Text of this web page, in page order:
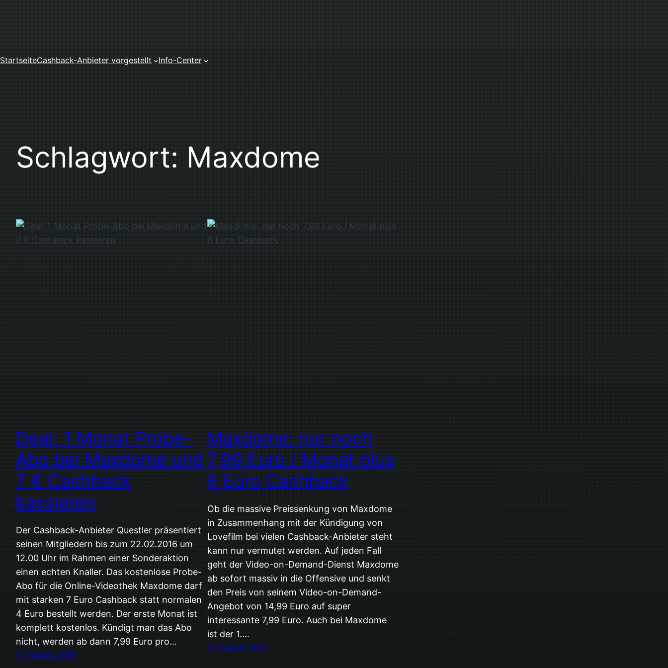
StartseiteCashback-Anbieter vorgestellt Info-Center
Schlagwort: Maxdome
Deal: 1 Monat Probe-
Abo bei Maxdome und
7 € Cashback
kassieren
Der Cashback-Anbieter Questler präsentiert
seinen Mitgliedern bis zum 22.02.2016 um
12.00 Uhr im Rahmen einer Sonderaktion
einen echten Knaller. Das kostenlose Probe-
Abo für die Online-Videothek Maxdome darf
mit starken 7 Euro Cashback statt normalen
4 Euro bestellt werden. Der erste Monat ist
komplett kostenlos. Kündigt man das Abo
nicht, werden ab dann 7,99 Euro pro…
17. Februar 2016
Maxdome: nur noch
7,99 Euro / Monat plus
6 Euro Cashback
Ob die massive Preissenkung von Maxdome
in Zusammenhang mit der Kündigung von
Lovefilm bei vielen Cashback-Anbieter steht
kann nur vermutet werden. Auf jeden Fall
geht der Video-on-Demand-Dienst Maxdome
ab sofort massiv in die Offensive und senkt
den Preis von seinem Video-on-Demand-
Angebot von 14,99 Euro auf super
interessante 7,99 Euro. Auch bei Maxdome
ist der 1.…
27. August 2013